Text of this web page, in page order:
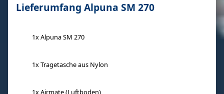
Lieferumfang Alpuna SM 270
1x Alpuna SM 270
1x Tragetasche aus Nylon
1x Airmate (Luftboden)